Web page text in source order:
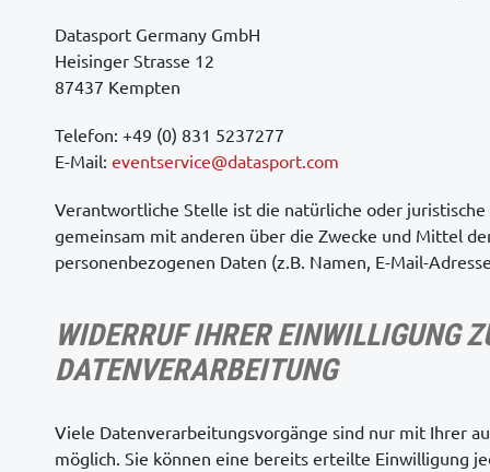
Datasport Germany GmbH
Heisinger Strasse 12
87437 Kempten
Telefon: +49 (0) 831 5237277
E-Mail: eventservice@datasport.com
Verantwortliche Stelle ist die natürliche oder juristische
gemeinsam mit anderen über die Zwecke und Mittel
personenbezogenen Daten (z.B. Namen, E-Mail-
WIDERRUF IHRER EINWILLIGUNG
DATENVERARBEITUNG
Viele Datenverarbeitungsvorgänge sind nur mit Ihrer
möglich. Sie können eine bereits erteilte Einwilligung